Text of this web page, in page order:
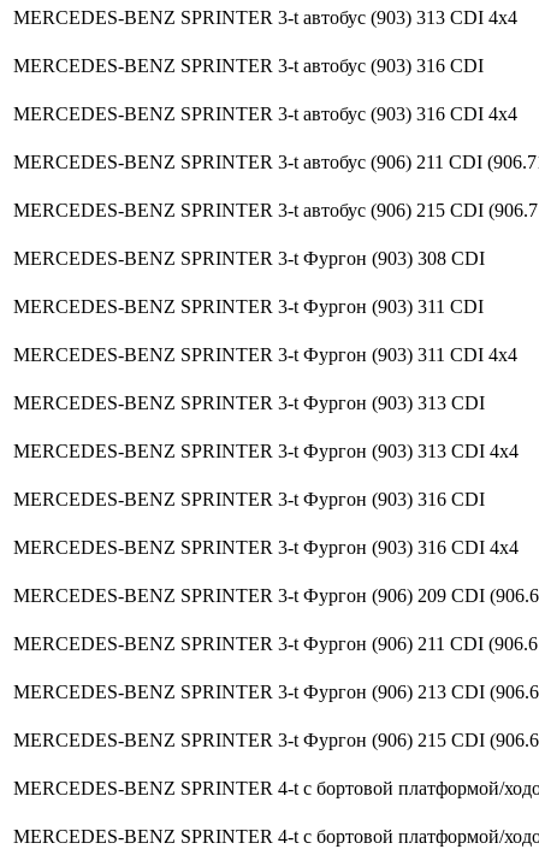
MERCEDES-BENZ SPRINTER 3-t автобус (903) 313 CDI 4x4
MERCEDES-BENZ SPRINTER 3-t автобус (903) 316 CDI
MERCEDES-BENZ SPRINTER 3-t автобус (903) 316 CDI 4x4
MERCEDES-BENZ SPRINTER 3-t автобус (906) 211 CDI
MERCEDES-BENZ SPRINTER 3-t автобус (906) 215 CDI
MERCEDES-BENZ SPRINTER 3-t Фургон (903) 308 CDI
MERCEDES-BENZ SPRINTER 3-t Фургон (903) 311 CDI
MERCEDES-BENZ SPRINTER 3-t Фургон (903) 311 CDI 4x4
MERCEDES-BENZ SPRINTER 3-t Фургон (903) 313 CDI
MERCEDES-BENZ SPRINTER 3-t Фургон (903) 313 CDI 4x4
MERCEDES-BENZ SPRINTER 3-t Фургон (903) 316 CDI
MERCEDES-BENZ SPRINTER 3-t Фургон (903) 316 CDI 4x4
MERCEDES-BENZ SPRINTER 3-t Фургон (906) 209 CDI
MERCEDES-BENZ SPRINTER 3-t Фургон (906) 211 CDI
MERCEDES-BENZ SPRINTER 3-t Фургон (906) 213 CDI
MERCEDES-BENZ SPRINTER 3-t Фургон (906) 215 CDI
MERCEDES-BENZ SPRINTER 4-t c бортовой платформой/
MERCEDES-BENZ SPRINTER 4-t c бортовой платформой/